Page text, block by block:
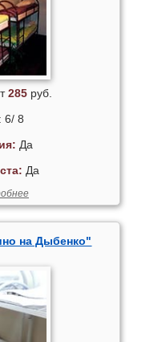
285руб.
: 6/ 8
Да
Да
на Дыбенко"